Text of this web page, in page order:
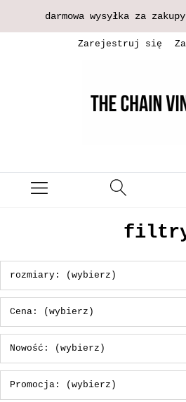
darmowa wysyłka za
Zarejestruj się
rozmiary: (wybierz)
Cena: (wybierz)
Nowość: (wybierz)
Promocja: (wybierz)